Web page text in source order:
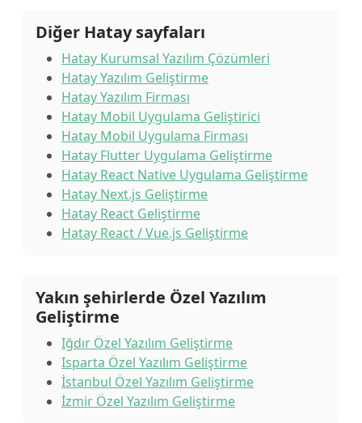
Diğer Hatay sayfaları
Hatay Kurumsal Yazılım Çözümleri
Hatay Yazılım Geliştirme
Hatay Yazılım Firması
Hatay Mobil Uygulama Geliştirici
Hatay Mobil Uygulama Firması
Hatay Flutter Uygulama Geliştirme
Hatay React Native Uygulama Geliştirme
Hatay Next.js Geliştirme
Hatay React Geliştirme
Hatay React / Vue.js Geliştirme
Yakın şehirlerde Özel Yazılım
Geliştirme
Iğdır Özel Yazılım Geliştirme
Isparta Özel Yazılım Geliştirme
İstanbul Özel Yazılım Geliştirme
İzmir Özel Yazılım Geliştirme